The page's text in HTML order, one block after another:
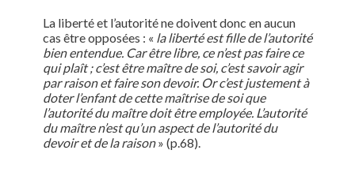
La liberté et l’autorité ne doivent donc en aucun
cas être opposées : « la liberté est fille de l’autorité
bien entendue. Car être libre, ce n’est pas faire ce
qui plaît ; c’est être maître de soi, c’est savoir agir
par raison et faire son devoir. Or c’est justement à
doter l’enfant de cette maîtrise de soi que
l’autorité du maître doit être employée. L’autorité
du maître n’est qu’un aspect de l’autorité du
devoir et de la raison» (p.68).